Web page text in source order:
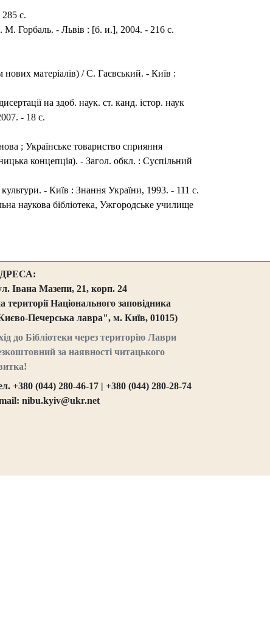
с.
М. Горбаль. - Львів : [б. и.], 2004. - 216 с.
нових матеріалів) / С. Гаєвський. - Київ :
на здоб. наук. ст. канд. істор. наук
- 18 с.
; Українське товариство сприяння
концепція). - Загол. обкл. : Суспільний
- Київ : Знання України, 1993. - 111 с.
наукова бібліотека, Ужгородське училище
Івана Мазепи, 21, корп. 24
території Національного заповідника
Печерська лавра", м. Київ, 01015)
до Бібліотеки через територію Лаври
за наявності читацького
+380 (044) 280-46-17 | +380 (044) 280-28-74
nibu.kyiv@ukr.net